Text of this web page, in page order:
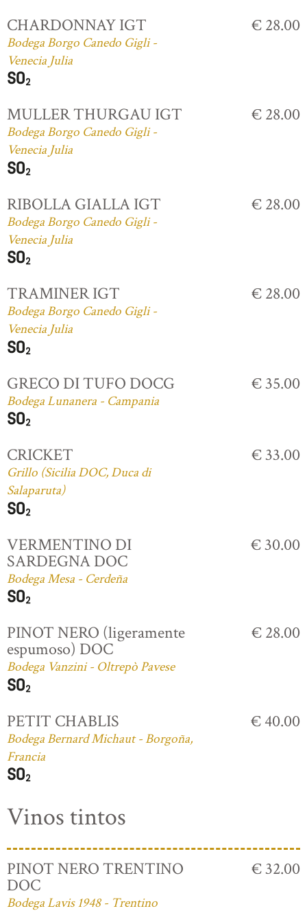
CHARDONNAY IGT
Bodega Borgo Canedo Gigli -
Venecia Julia
€ 28.00
MULLER THURGAU IGT
Bodega Borgo Canedo Gigli -
Venecia Julia
€ 28.00
RIBOLLA GIALLA IGT
Bodega Borgo Canedo Gigli -
Venecia Julia
€ 28.00
TRAMINER IGT
Bodega Borgo Canedo Gigli -
Venecia Julia
€ 28.00
GRECO DI TUFO DOCG
Bodega Lunanera - Campania
€ 35.00
CRICKET
Grillo (Sicilia DOC, Duca di
Salaparuta)
€ 33.00
VERMENTINO DI
SARDEGNA DOC
Bodega Mesa - Cerdeña
€ 30.00
PINOT NERO (ligeramente
espumoso) DOC
Bodega Vanzini - Oltrepò Pavese
€ 28.00
PETIT CHABLIS
Bodega Bernard Michaut - Borgoña,
Francia
€ 40.00
Vinos tintos
PINOT NERO TRENTINO
DOC
Bodega Lavis 1948 - Trentino
€ 32.00